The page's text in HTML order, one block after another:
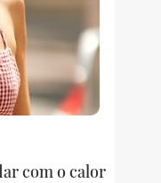
com o calor